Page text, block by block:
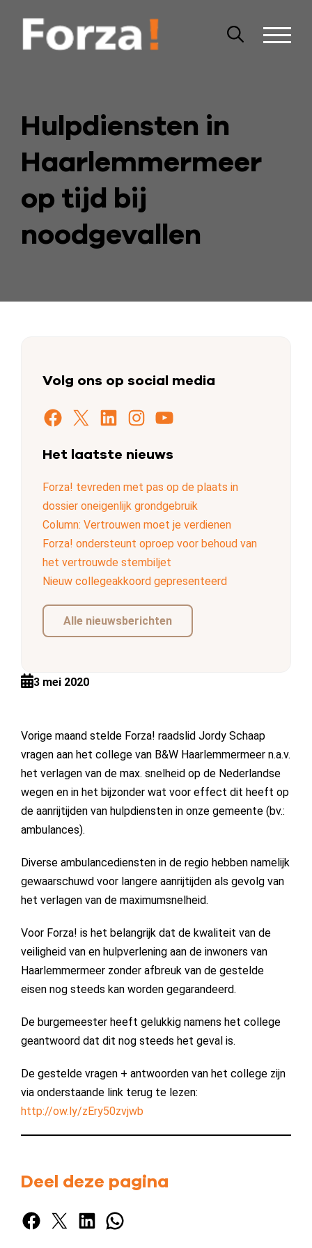
Hulpdiensten in
Haarlemmermeer
op tijd bij
noodgevallen
Volg ons op social media
Facebook X LinkedIn Instagram YouTube
Het laatste nieuws
Forza! tevreden met pas op de plaats in
dossier oneigenlijk grondgebruik
Column: Vertrouwen moet je verdienen
Forza! ondersteunt oproep voor behoud van
het vertrouwde stembiljet
Nieuw collegeakkoord gepresenteerd
Alle nieuwsberichten
3 mei 2020
Vorige maand stelde Forza! raadslid Jordy Schaap
vragen aan het college van B&W Haarlemmermeer n.a.v.
het verlagen van de max. snelheid op de Nederlandse
wegen en in het bijzonder wat voor effect dit heeft op
de aanrijtijden van hulpdiensten in onze gemeente (bv.:
ambulances).
Diverse ambulancediensten in de regio hebben namelijk
gewaarschuwd voor langere aanrijtijden als gevolg van
het verlagen van de maximumsnelheid.
Voor Forza! is het belangrijk dat de kwaliteit van de
veiligheid van en hulpverlening aan de inwoners van
Haarlemmermeer zonder afbreuk van de gestelde
eisen nog steeds kan worden gegarandeerd.
De burgemeester heeft gelukkig namens het college
geantwoord dat dit nog steeds het geval is.
De gestelde vragen + antwoorden van het college zijn
via onderstaande link terug te lezen:
http://ow.ly/zEry50zvjwb
Deel deze pagina
Facebook X LinkedIn WhatsApp